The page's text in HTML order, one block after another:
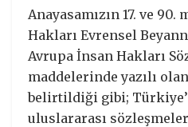
Anayasamızın 17. ve
Hakları Evrensel
Avrupa İnsan Hakları
maddelerinde yazılı
belirtildiği gibi;
uluslararası